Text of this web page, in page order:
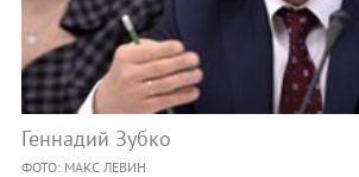
Геннадий Зубко
ФОТО: МАКС ЛЕВИН